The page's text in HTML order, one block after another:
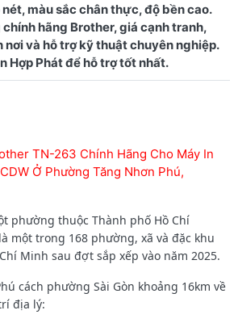
màu sắc chân thực, độ bền cao.
hãng Brother, giá cạnh tranh,
nơi và hỗ trợ kỹ thuật chuyên nghiệp.
TN-263 Chính Hãng Cho Máy In
Ở Phường Tăng Nhơn Phú,
phường thuộc Thành phố Hồ Chí
một trong 168 phường, xã và đặc khu
Minh sau đợt sắp xếp vào năm 2025.
cách phường Sài Gòn khoảng 16km về
địa lý: